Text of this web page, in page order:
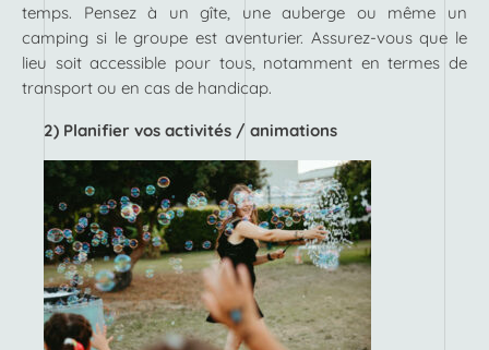
temps. Pensez à un gîte, une auberge ou même un
camping si le groupe est aventurier. Assurez-vous que le
lieu soit accessible pour tous, notamment en termes de
transport ou en cas de handicap.
2) Planifier vos activités / animations